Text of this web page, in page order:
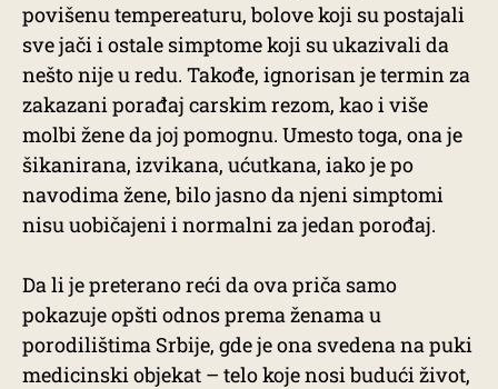
povišenu tempereaturu, bolove koji su postajali
sve jači i ostale simptome koji su ukazivali da
nešto nije u redu. Takođe, ignorisan je termin za
zakazani porađaj carskim rezom, kao i više
molbi žene da joj pomognu. Umesto toga, ona je
šikanirana, izvikana, ućutkana, iako je po
navodima žene, bilo jasno da njeni simptomi
nisu uobičajeni i normalni za jedan porođaj.
Da li je preterano reći da ova priča samo
pokazuje opšti odnos prema ženama u
porodilištima Srbije, gde je ona svedena na puki
medicinski objekat – telo koje nosi budući život,